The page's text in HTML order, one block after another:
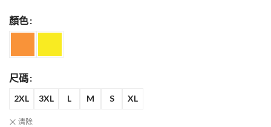
顏色
尺碼
2XL 3XL L M S XL
清除